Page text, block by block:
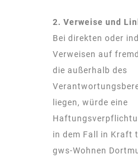
2. Verweise und
Bei direkten oder
Verweisen auf
die außerhalb des
liegen, würde eine
in dem Fall in Kraft
gws-Wohnen